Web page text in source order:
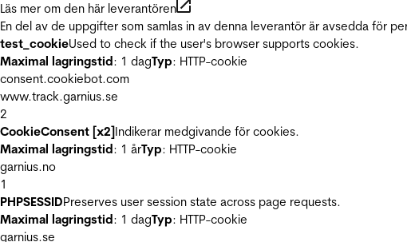
Läs mer om den här leverantören
En del av de uppgifter som samlas in av denna leverantör är avsedda för
test_cookieUsed to check if the user's browser supports cookies.
Maximal lagringstid: 1 dagTyp: HTTP-cookie
consent.cookiebot.com
www.track.garnius.se
2
CookieConsent [x2]Indikerar medgivande för cookies.
Maximal lagringstid: 1 årTyp: HTTP-cookie
garnius.no
1
PHPSESSIDPreserves user session state across page requests.
Maximal lagringstid: 1 dagTyp: HTTP-cookie
garnius.se